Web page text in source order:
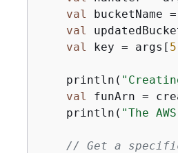
val
bucketName
val
val
key = args[ 5
    println(
val
funArn =
    println(
"The
// Get a specific